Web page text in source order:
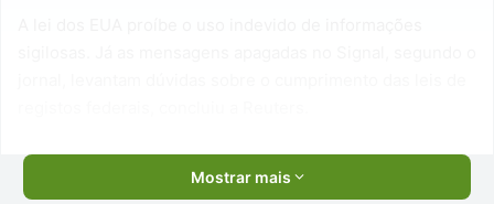
Mostrar mais